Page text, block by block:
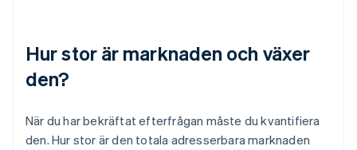
Hur stor är marknaden och växer
den?
När du har bekräftat efterfrågan måste du kvantifiera
den. Hur stor är den totala adresserbara marknaden